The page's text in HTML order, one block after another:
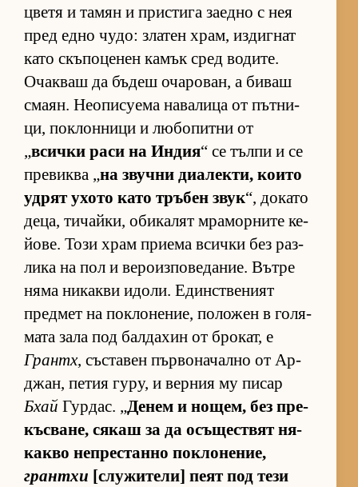
цветя и та­мян и прис­тига за­едно с нея
пред едно чу­до: зла­тен храм, из­диг­нат
като скъ­по­це­нен ка­мък сред во­ди­те.
Очак­ваш да бъ­деш оча­ро­ван, а би­ваш
сма­ян. Не­о­пи­су­ема на­ва­лица от път­ни­
ци, пок­лон­ници и лю­бо­питни от
„всички раси на Ин­дия“ се тълпи и се
пре­виква „на звучни ди­а­лек­ти, ко­ито
уд­рят ухото като тръ­бен звук“, до­като
де­ца, ти­чай­ки, оби­ка­лят мра­мор­ните ке­
йо­ве. Този храм при­ема всички без раз­
лика на пол и ве­ро­из­по­ве­да­ние. Вътре
няма ни­какви идо­ли. Един­с­т­ве­ният
пред­мет на пок­ло­не­ние, по­ло­жен в го­ля­
мата зала под бал­да­хин от бро­кат, е
Грантх, със­та­вен пър­во­на­чално от Ар­
джан, пе­тия гу­ру, и вер­ния му пи­сар
Бхай Гур­дас. „Де­нем и но­щем, без пре­
къс­ва­не, ся­каш за да осъ­щес­т­вят ня­
какво неп­рес­танно пок­ло­не­ние,
грантхи [слу­жи­те­ли] пеят под тези